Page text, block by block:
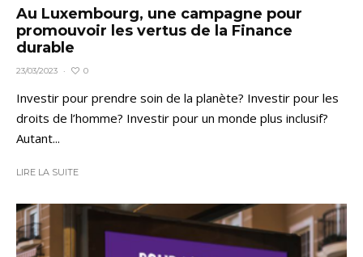
Au Luxembourg, une campagne pour
promouvoir les vertus de la Finance
durable
23/03/2023 · 0
Investir pour prendre soin de la planète? Investir pour les
droits de l’homme? Investir pour un monde plus inclusif?
Autant...
LIRE LA SUITE